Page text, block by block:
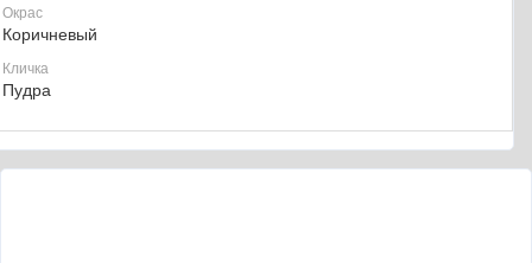
Окрас
Коричневый
Кличка
Пудра